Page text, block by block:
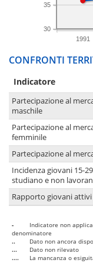
1991
30
35
CONFRONTI
Indicatore
Partecipazione al
maschile
Partecipazione al
femminile
Partecipazione al
Incidenza giovani 15-
studiano e non
Rapporto giovani
-
Indicatore non
denominatore
..
Dato non ancora
...
Dato non rilevato
....
La mancanza o